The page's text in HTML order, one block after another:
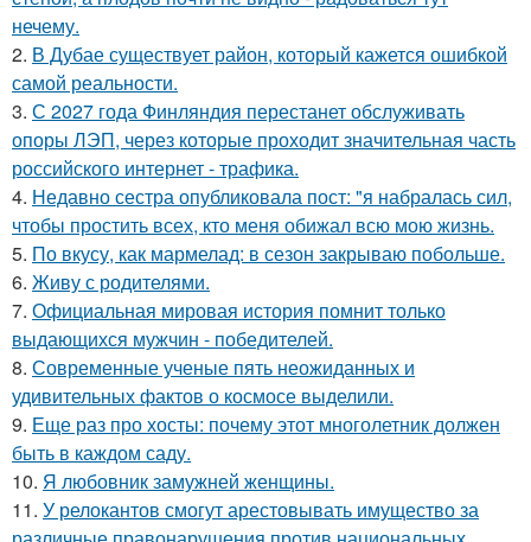
нечему.
2. В Дубае существует район, который кажется ошибкой
самой реальности.
3. С 2027 года Финляндия перестанет обслуживать
опоры ЛЭП, через которые проходит значительная часть
российского интернет - трафика.
4. Недавно сестра опубликовала пост: "я набралась сил,
чтобы простить всех, кто меня обижал всю мою жизнь.
5. По вкусу, как мармелад: в сезон закрываю побольше.
6. Живу с родителями.
7. Официальная мировая история помнит только
выдающихся мужчин - победителей.
8. Современные ученые пять неожиданных и
удивительных фактов о космосе выделили.
9. Еще раз про хосты: почему этот многолетник должен
быть в каждом саду.
10. Я любовник замужней женщины.
11. У релокантов смогут арестовывать имущество за